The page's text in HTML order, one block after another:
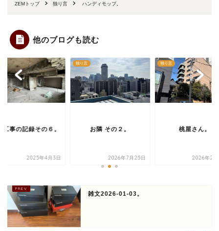
ZEMトップ 独り言 ハンディモップ。
他のブログも読む
工事の記録その６。
2025年4月3日
独り言
お隣 その２。
2026年7月25日
独り言
桃屋さん。
2026年2
雑文2026-01-03。